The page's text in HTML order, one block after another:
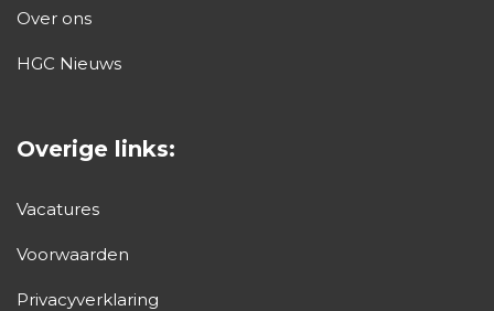
Over ons
HGC Nieuws
Overige links:
Vacatures
Voorwaarden
Privacyverklaring